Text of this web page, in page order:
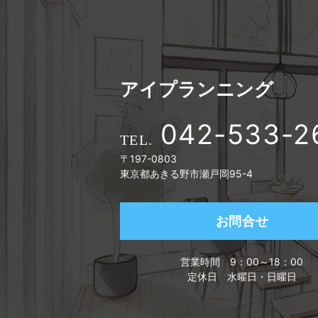
アイプランニング
042-533-
〒197-0803
東京都あきる野市瀬戸岡95-4
お問合せ
営業時間9：00～18：00
定休日 水曜日・日曜日